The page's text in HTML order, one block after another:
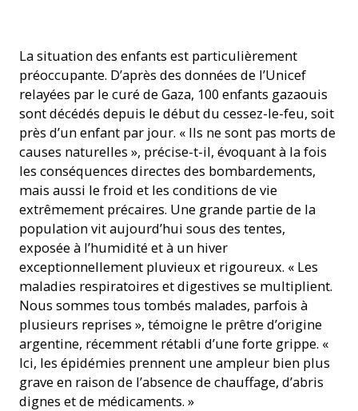
La situation des enfants est particulièrement
préoccupante. D’après des données de l’Unicef
relayées par le curé de Gaza, 100 enfants gazaouis
sont décédés depuis le début du cessez-le-feu, soit
près d’un enfant par jour. « Ils ne sont pas morts de
causes naturelles », précise-t-il, évoquant à la fois
les conséquences directes des bombardements,
mais aussi le froid et les conditions de vie
extrêmement précaires. Une grande partie de la
population vit aujourd’hui sous des tentes,
exposée à l’humidité et à un hiver
exceptionnellement pluvieux et rigoureux. « Les
maladies respiratoires et digestives se multiplient.
Nous sommes tous tombés malades, parfois à
plusieurs reprises », témoigne le prêtre d’origine
argentine, récemment rétabli d’une forte grippe. «
Ici, les épidémies prennent une ampleur bien plus
grave en raison de l’absence de chauffage, d’abris
dignes et de médicaments. »
des enfants des chorales paroissiales (16 janvier 2026) ©
Paroisse latine de Gaza